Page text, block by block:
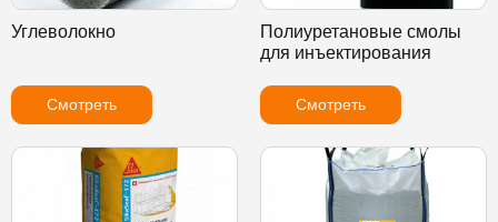
Углеволокно
Смотреть
Полиуретановые смолы
для инъектирования
Смотреть